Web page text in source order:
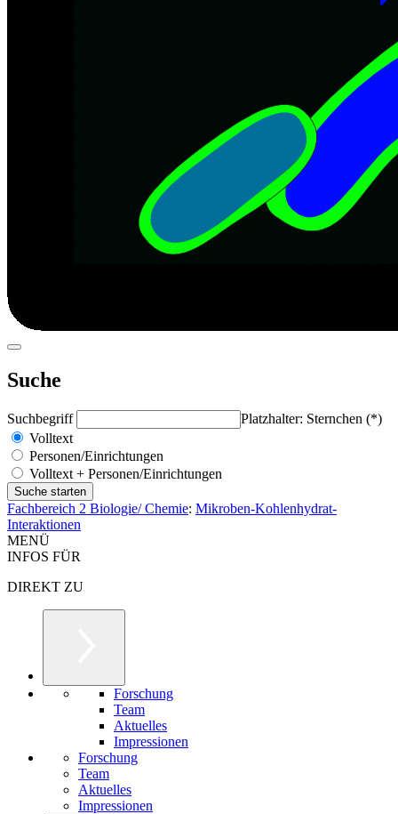
Suche
Suchbegriff
Platzhalter: Sternchen (*)
Volltext
Personen/Einrichtungen
Volltext + Personen/Einrichtungen
Fachbereich 2 Biologie/ Chemie: Mikroben-Kohlenhydrat-
Interaktionen
MENÜ
INFOS FÜR
DIREKT ZU
Forschung
Team
Aktuelles
Impressionen
Forschung
Team
Aktuelles
Impressionen